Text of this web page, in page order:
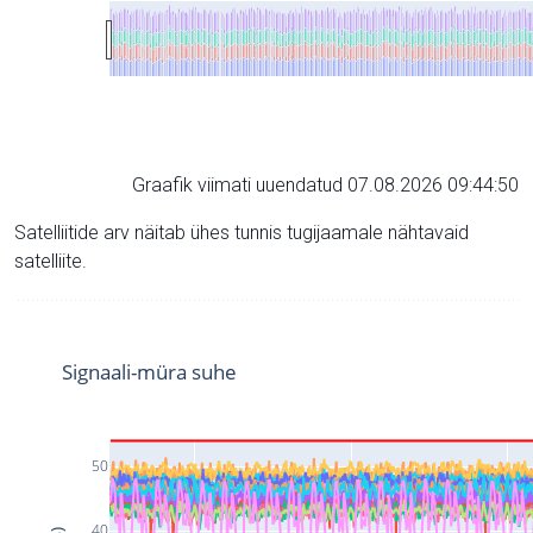
Graafik viimati uuendatud 07.08.2026 09:44:50
Satelliitide arv näitab ühes tunnis tugijaamale nähtavaid
satelliite.
50
Signaali-müra suhe